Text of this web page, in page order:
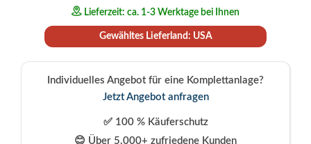
Lieferzeit: ca. 1-3 Werktage bei Ihnen
Gewähltes Lieferland: USA
Individuelles Angebot für eine Komplettanlage?
Jetzt Angebot anfragen
✅ 100 % Käuferschutz
😊 Über 5.000+ zufriedene Kunden